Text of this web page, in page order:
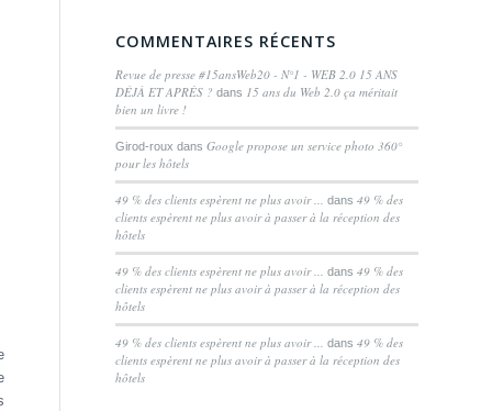
COMMENTAIRES RÉCENTS
Revue de presse #15ansWeb20 - N°1 - WEB 2.0 15 ANS
DÉJÀ ET APRÈS ? dans 15 ans du Web 2.0 ça méritait
bien un livre !
Girod-roux dansGoogle propose un service photo 360°
pour les hôtels
49 % des clients espèrent ne plus avoir ... dans49 % des
clients espèrent ne plus avoir à passer à la réception des
hôtels
49 % des clients espèrent ne plus avoir ... dans49 % des
clients espèrent ne plus avoir à passer à la réception des
hôtels
49 % des clients espèrent ne plus avoir ... dans49 % des
clients espèrent ne plus avoir à passer à la réception des
hôtels